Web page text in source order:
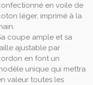
en voile de
léger, imprimé à la
coupe ample et sa
ajustable par
en font un
unique qui mettra
valeur toutes les